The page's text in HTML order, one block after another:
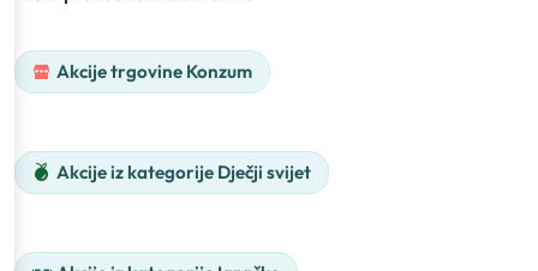
Akcije trgovine Konzum
Akcije iz kategorije Dječji svijet